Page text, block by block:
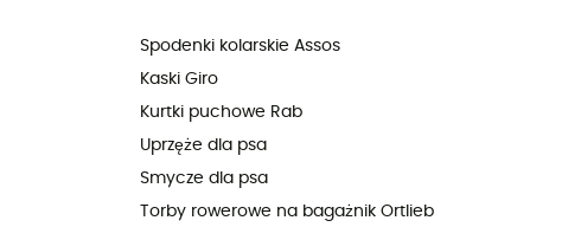
Spodenki kolarskie Assos
Kaski Giro
Kurtki puchowe Rab
Uprzęże dla psa
Smycze dla psa
Torby rowerowe na bagażnik Ortlieb